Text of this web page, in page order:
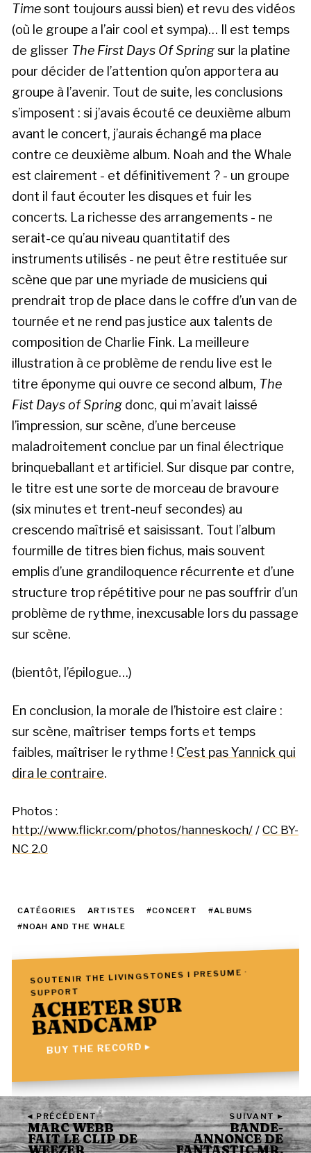
Timesont toujours aussi bien) et revu des vidéos
(où le groupe a l’air cool et sympa)… Il est temps
de glisser The First Days Of Springsur la platine
pour décider de l’attention qu’on apportera au
groupe à l’avenir. Tout de suite, les conclusions
s’imposent : si j’avais écouté ce deuxième album
avant le concert, j’aurais échangé ma place
contre ce deuxième album. Noah and the Whale
est clairement - et définitivement ? - un groupe
dont il faut écouter les disques et fuir les
concerts. La richesse des arrangements - ne
serait-ce qu’au niveau quantitatif des
instruments utilisés - ne peut être restituée sur
scène que par une myriade de musiciens qui
prendrait trop de place dans le coffre d’un van de
tournée et ne rend pas justice aux talents de
composition de Charlie Fink. La meilleure
illustration à ce problème de rendu live est le
titre éponyme qui ouvre ce second album, The
Fist Days of Spring donc, qui m’avait laissé
l’impression, sur scène, d’une berceuse
maladroitement conclue par un final électrique
brinqueballant et artificiel. Sur disque par contre,
le titre est une sorte de morceau de bravoure
(six minutes et trent-neuf secondes) au
crescendo maîtrisé et saisissant. Tout l’album
fourmille de titres bien fichus, mais souvent
emplis d’une grandiloquence récurrente et d’une
structure trop répétitive pour ne pas souffrir d’un
problème de rythme, inexcusable lors du passage
sur scène.
(bientôt, l’épilogue…)
En conclusion, la morale de l’histoire est claire :
sur scène, maîtriser temps forts et temps
faibles, maîtriser le rythme ! C’est pas Yannick qui
dira le contraire.
Photos :
http://www.flickr.com/photos/hanneskoch/ / CC BY-
NC 2.0
CATÉGORIES ARTISTES #CONCERT
#ALBUMS
#NOAH AND THE WHALE
SOUTENIR THE LIVINGSTONES I PRESUME ·
SUPPORT
ACHETER SUR
BANDCAMP
BUY THE RECORD ▸
◂ PRÉCÉDENT
MARC WEBB
FAIT LE CLIP DE
WEEZER
SUIVANT ▸
BANDE-
ANNONCE DE
FANTASTIC MR.